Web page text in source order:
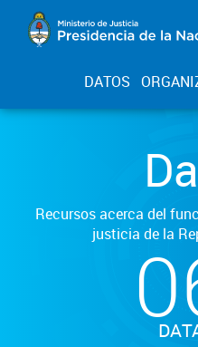
DATOS
Recursos acerca del
justicia de la